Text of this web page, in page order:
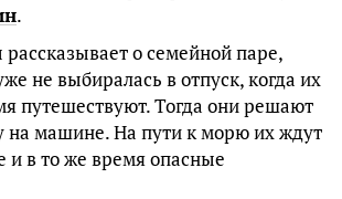
.
о семейной паре,
не выбиралась в отпуск, когда их
путешествуют. Тогда они решают
на машине. На пути к морю их ждут
и в то же время опасные